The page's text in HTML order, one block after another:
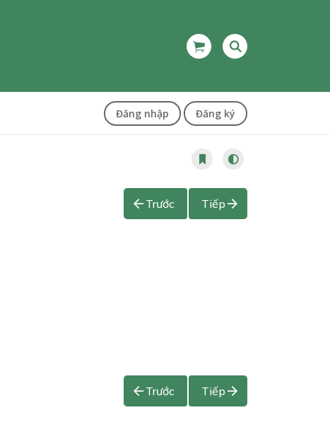
Đăng nhập Đăng ký
Trước Tiếp
Trước Tiếp